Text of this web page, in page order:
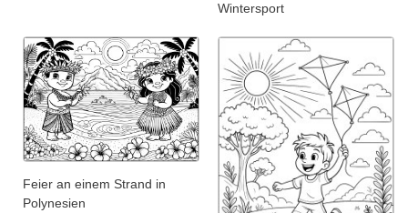
Wintersport
Feier an einem Strand in
Polynesien